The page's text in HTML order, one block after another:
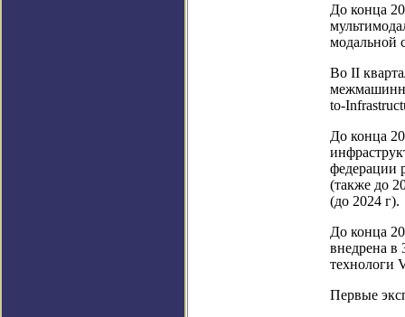
До конца
модальной
Во II
to-
До конца
федерации
(также до
(до 2024 г).
До конца
внедрена в
технологи
Первые